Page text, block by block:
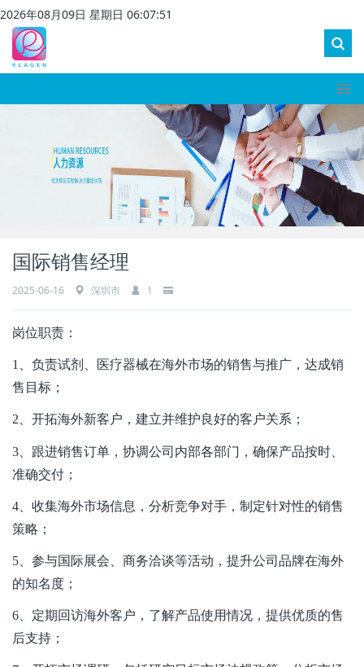
2026年08月09日 星期日 06:07:51
国际销售经理
2025-06-16 深圳市 1
岗位职责：
1
、负责试剂、医疗器械在海外市场的销售与推广，达成销
售目标；
2 、开拓海外新客户，建立并维护良好的客户关系；
3 、跟进销售订单，协调公司内部各部门，确保产品按时、
准确交付；
4 、收集海外市场信息，分析竞争对手，制定针对性的销售
策略；
5 、参与国际展会、商务洽谈等活动，提升公司品牌在海外
的知名度；
6 、定期回访海外客户，了解产品使用情况，提供优质的售
后支持；